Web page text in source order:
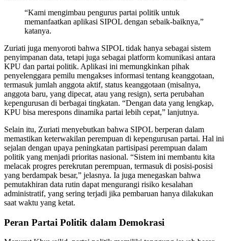
“Kami mengimbau pengurus partai politik untuk
memanfaatkan aplikasi SIPOL dengan sebaik-baiknya,”
katanya.
Zuriati juga menyoroti bahwa SIPOL tidak hanya sebagai sistem
penyimpanan data, tetapi juga sebagai platform komunikasi antara
KPU dan partai politik. Aplikasi ini memungkinkan pihak
penyelenggara pemilu mengakses informasi tentang keanggotaan,
termasuk jumlah anggota aktif, status keanggotaan (misalnya,
anggota baru, yang dipecat, atau yang resign), serta perubahan
kepengurusan di berbagai tingkatan. “Dengan data yang lengkap,
KPU bisa merespons dinamika partai lebih cepat,” lanjutnya.
Selain itu, Zuriati menyebutkan bahwa SIPOL berperan dalam
memastikan keterwakilan perempuan di kepengurusan partai. Hal ini
sejalan dengan upaya peningkatan partisipasi perempuan dalam
politik yang menjadi prioritas nasional. “Sistem ini membantu kita
melacak progres perekrutan perempuan, termasuk di posisi-posisi
yang berdampak besar,” jelasnya. Ia juga menegaskan bahwa
pemutakhiran data rutin dapat mengurangi risiko kesalahan
administratif, yang sering terjadi jika pembaruan hanya dilakukan
saat waktu yang ketat.
Peran Partai Politik dalam Demokrasi